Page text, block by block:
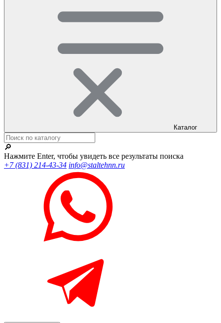
Каталог
🔎
Нажмите Enter, чтобы увидеть все результаты поиска
+7 (831) 214-43-34 info@staltehnn.ru